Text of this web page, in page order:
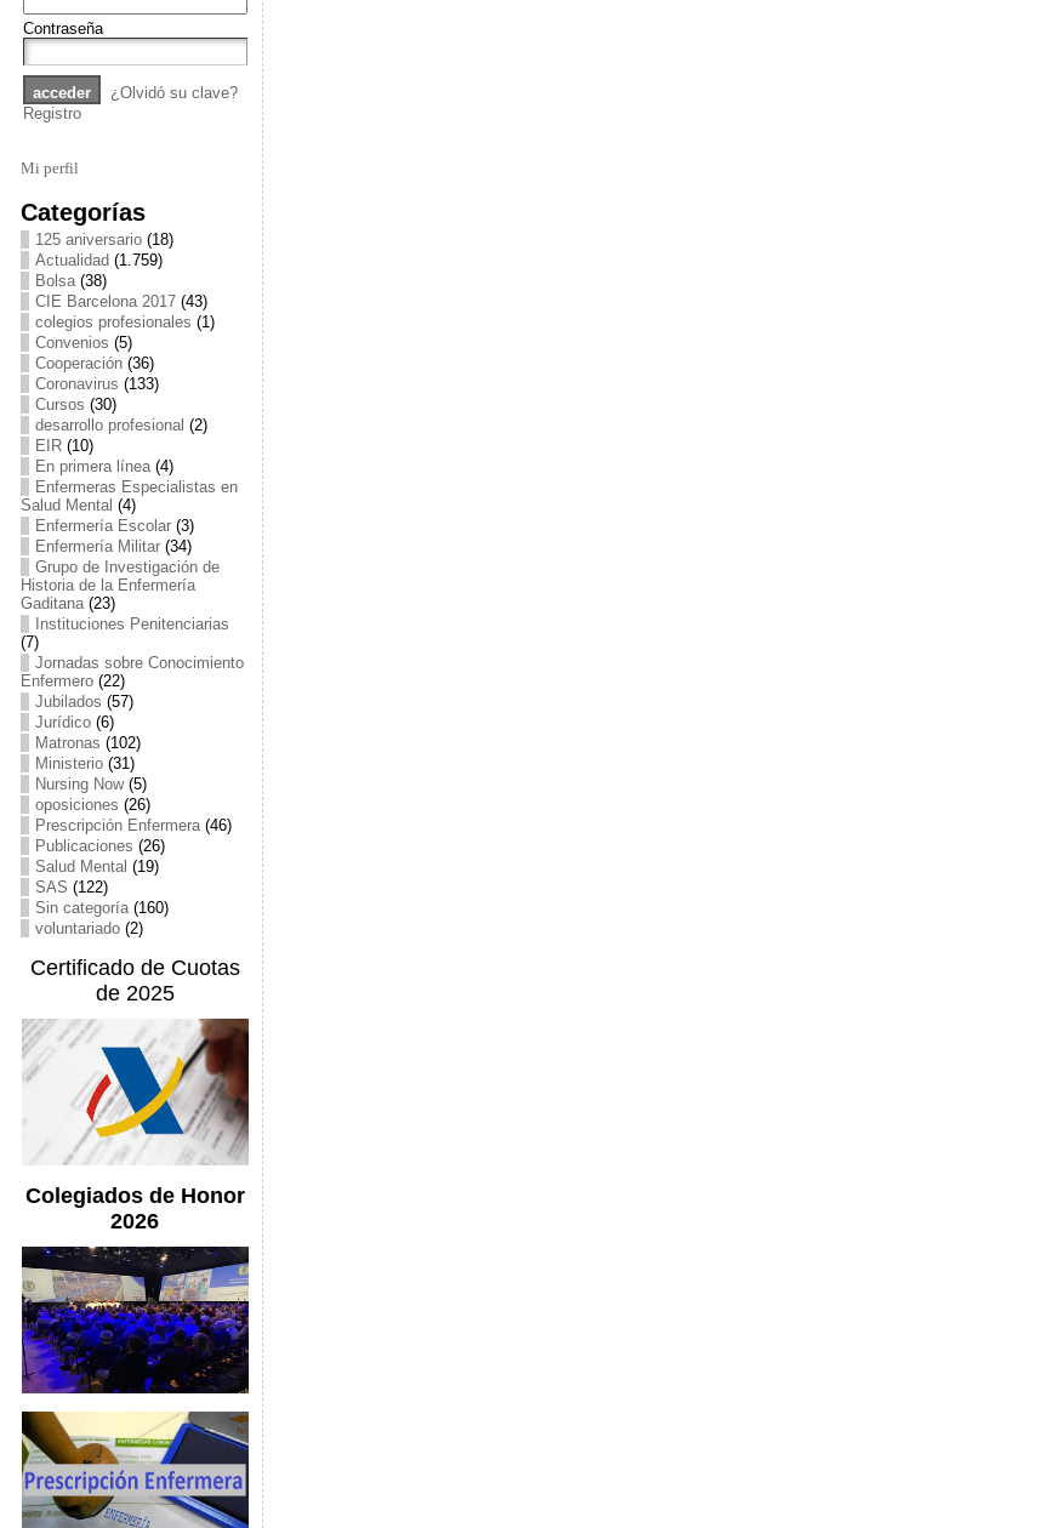
Contraseña
¿Olvidó su clave?
Registro
Mi perfil
Categorías
125 aniversario(18)
Actualidad (1.759)
Bolsa(38)
CIE Barcelona 2017(43)
colegios profesionales (1)
Convenios (5)
Cooperación(36)
Coronavirus (133)
Cursos (30)
desarrollo profesional (2)
EIR(10)
En primera línea(4)
Enfermeras Especialistas en
Salud Mental (4)
Enfermería Escolar(3)
Enfermería Militar(34)
Grupo de Investigación de
Historia de la Enfermería
Gaditana(23)
Instituciones Penitenciarias
(7)
Jornadas sobre Conocimiento
Enfermero(22)
Jubilados (57)
Jurídico(6)
Matronas (102)
Ministerio(31)
Nursing Now(5)
oposiciones (26)
Prescripción Enfermera(46)
Publicaciones (26)
Salud Mental (19)
SAS (122)
Sin categoría(160)
voluntariado(2)
Certificado de Cuotas
de 2025
Colegiados de Honor
2026